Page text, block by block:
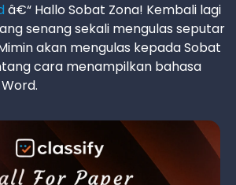
â€“ Hallo Sobat Zona! Kembali lagi
senang sekali mengulas seputar
akan mengulas kepada Sobat
cara menampilkan bahasa